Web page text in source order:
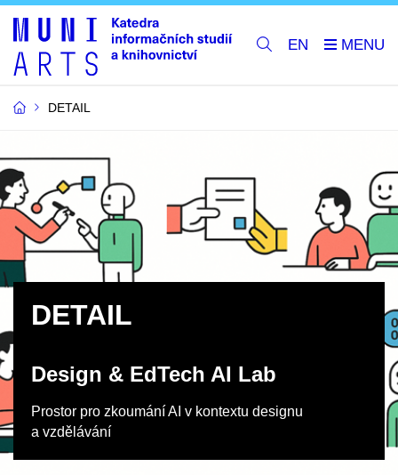
EN
DETAIL
DETAIL
Design & EdTech AI Lab
Prostor pro zkoumání AI v kontextu designu
a vzdělávání